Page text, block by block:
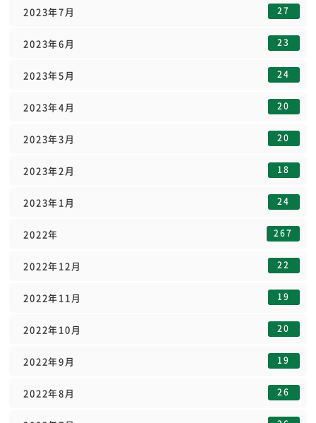
2023年7月 27
2023年6月 23
2023年5月 24
2023年4月 20
2023年3月 20
2023年2月 18
2023年1月 24
2022年 267
2022年12月 22
2022年11月 19
2022年10月 20
2022年9月 19
2022年8月 26